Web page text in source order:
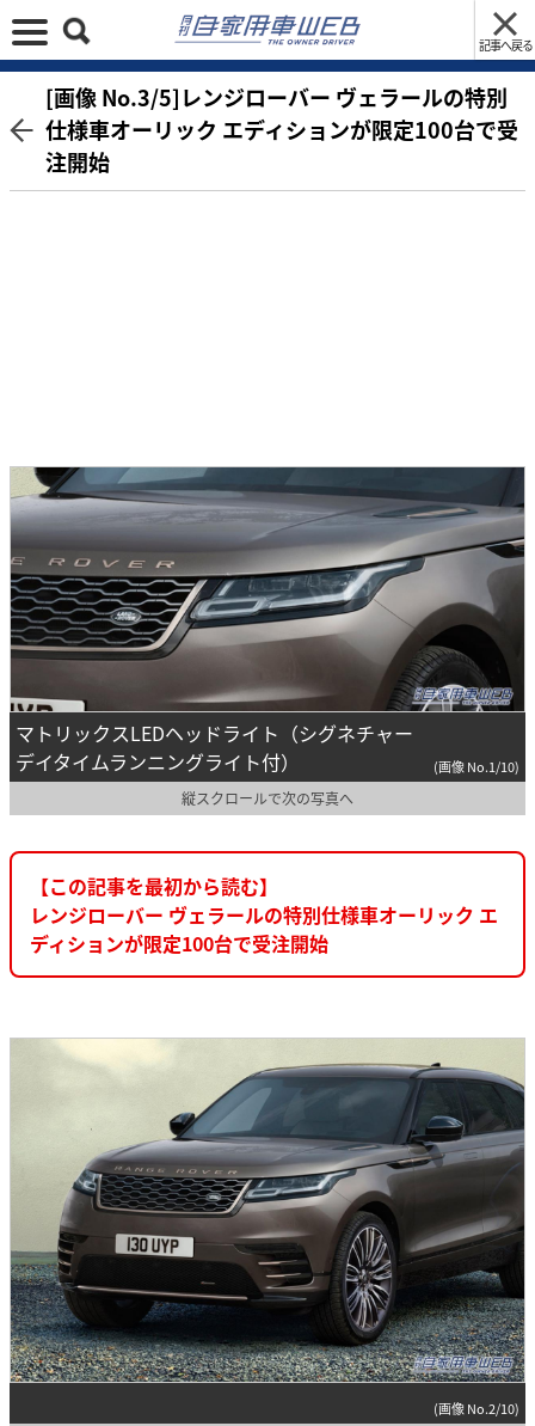
記事へ戻る
[画像 No.3/5]レンジローバー ヴェラールの特別
仕様車オーリック エディションが限定100台で受
注開始
マトリックスLEDヘッドライト（シグネチャー
デイタイムランニングライト付）
(画像 No.1/10)
縦スクロールで次の写真へ
【この記事を最初から読む】
レンジローバー ヴェラールの特別仕様車オーリック エ
ディションが限定100台で受注開始
(画像 No.2/10)